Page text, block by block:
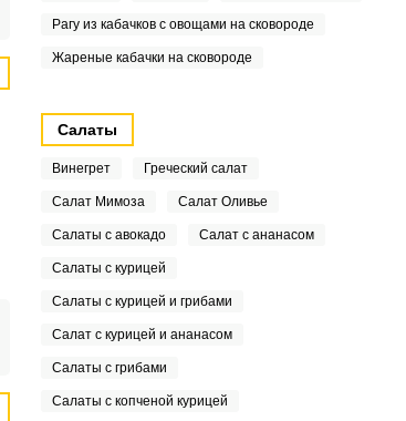
Рагу из кабачков с овощами на сковороде
Жареные кабачки на сковороде
Салаты
Винегрет Греческий салат
Салат Мимоза Салат Оливье
Салаты с авокадо Салат с ананасом
Салаты с курицей
Салаты с курицей и грибами
Салат с курицей и ананасом
Салаты с грибами
Салаты с копченой курицей